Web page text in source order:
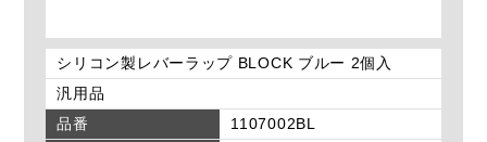
シリコン製レバーラップ BLOCK ブルー 2個入
汎用品
品番
1107002BL